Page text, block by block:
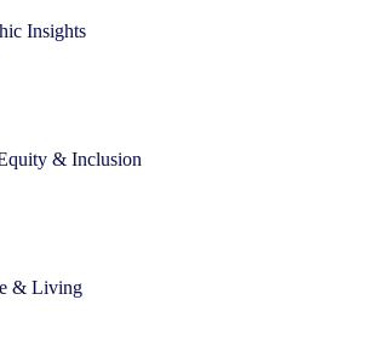
Insights
& Inclusion
& Living